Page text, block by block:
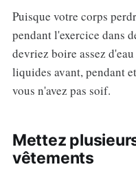
Puisque votre corps
pendant l'exercice dans
devriez boire assez
liquides avant, pendant
vous n'avez pas soif.
Mettez
vêtements